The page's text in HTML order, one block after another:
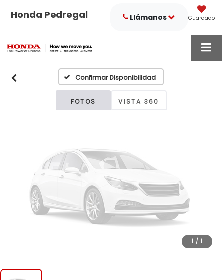
Honda Pedregal Guardado
Llámanos
Confirmar Disponibilidad
FOTOS VISTA 360
Fotos No
Disponibles
Por favor, revise luego
1 / 1